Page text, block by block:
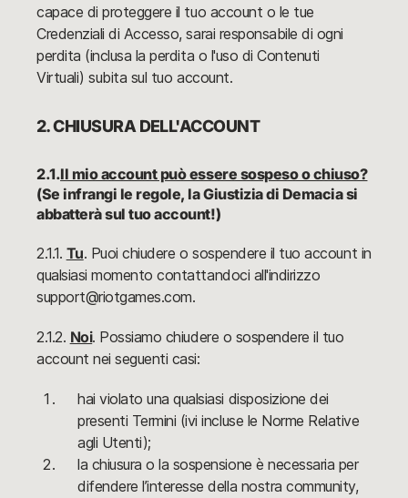
capace di proteggere il tuo account o le tue
Credenziali di Accesso, sarai responsabile di ogni
perdita (inclusa la perdita o l'uso di Contenuti
Virtuali) subita sul tuo account.
2. CHIUSURA DELL'ACCOUNT
2.1.Il mio account può essere sospeso o chiuso?
(Se infrangi le regole, la Giustizia di Demacia si
abbatterà sul tuo account!)
2.1.1. Tu. Puoi chiudere o sospendere il tuo account in
qualsiasi momento contattandoci all'indirizzo
support@riotgames.com.
2.1.2. Noi. Possiamo chiudere o sospendere il tuo
account nei seguenti casi:
hai violato una qualsiasi disposizione dei
presenti Termini (ivi incluse le Norme Relative
agli Utenti);
la chiusura o la sospensione è necessaria per
difendere l’interesse della nostra community,